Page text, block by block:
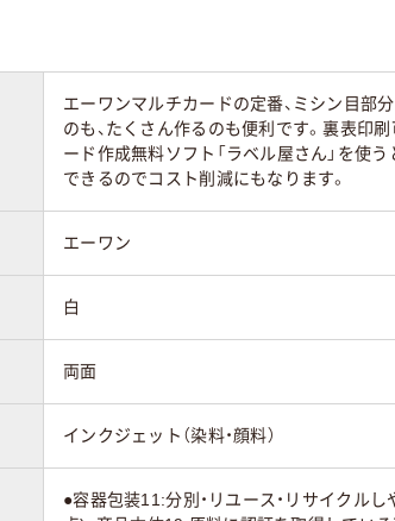
A4 (210×297mm) A4 (210×297mm)
75
エーワンマルチカードの定番、ミシン目部
のも、たくさん作るのも便利です。裏表印
ード作成無料ソフト「ラベル屋さん」を使
できるのでコスト削減にもなります。
エーワン
白
両面
インクジェット（染料・顔料）
●容器包装11:分別・リユース・リサイクル